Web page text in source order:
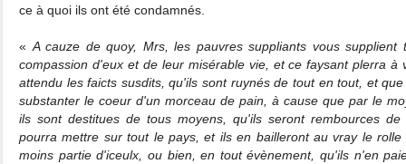
ce à quoi ils ont été condamnés.
« A cauze de quoy, Mrs, les pauvres suppliants vous supplient
compassion d'eux et de leur misérable vie, et ce faysant plerra à
attendu les faicts susdits, qu'ils sont ruynés de tout en tout, et
substanter le coeur d'un morceau de pain, à cause que par le
ils sont destitues de tous moyens, qu'ils seront rembources
pourra mettre sur tout le pays, et ils en bailleront au vray le
moins partie d'iceulx, ou bien, en tout évènement, qu'ils n'en